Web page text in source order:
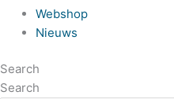
Webshop
Nieuws
Search
Search